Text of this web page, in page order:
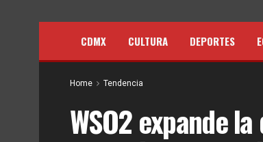
CDMX CULTURA DEPORTES
Home Tendencia
WSO2 expande